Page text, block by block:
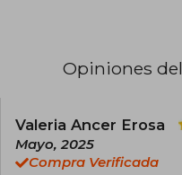
TikTok.
sopas de
Opiniones
Valeria Ancer Erosa
Mayo, 2025
Compra Verificada